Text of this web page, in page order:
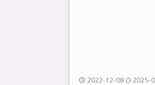
2022-12-08 2025-